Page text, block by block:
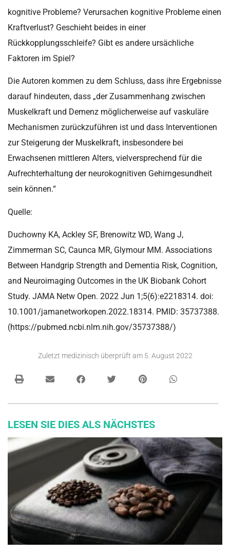
kognitive Probleme? Verursachen kognitive Probleme einen
Kraftverlust? Geschieht beides in einer
Rückkopplungsschleife? Gibt es andere ursächliche
Faktoren im Spiel?
Die Autoren kommen zu dem Schluss, dass ihre Ergebnisse
darauf hindeuten, dass „der Zusammenhang zwischen
Muskelkraft und Demenz möglicherweise auf vaskuläre
Mechanismen zurückzuführen ist und dass Interventionen
zur Steigerung der Muskelkraft, insbesondere bei
Erwachsenen mittleren Alters, vielversprechend für die
Aufrechterhaltung der neurokognitiven Gehirngesundheit
sein können.“
Quelle:
Duchowny KA, Ackley SF, Brenowitz WD, Wang J,
Zimmerman SC, Caunca MR, Glymour MM. Associations
Between Handgrip Strength and Dementia Risk, Cognition,
and Neuroimaging Outcomes in the UK Biobank Cohort
Study. JAMA Netw Open. 2022 Jun 1;5(6):e2218314. doi:
10.1001/jamanetworkopen.2022.18314. PMID: 35737388.
(https://pubmed.ncbi.nlm.nih.gov/35737388/)
Zuletzt medizinisch überprüft am 5. August 2022
LESEN SIE DIES ALS NÄCHSTES